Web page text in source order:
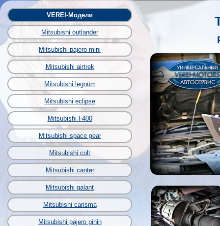
VEREI-Модели
Mitsubishi outlander
Mitsubishi pajero mini
Mitsubishi airtrek
Mitsubishi legnum
Mitsubishi eclipse
Mitsubishi l-400
Mitsubishi space gear
Mitsubishi colt
Mitsubishi canter
Mitsubishi galant
Mitsubishi carisma
Mitsubishi pajero pinin